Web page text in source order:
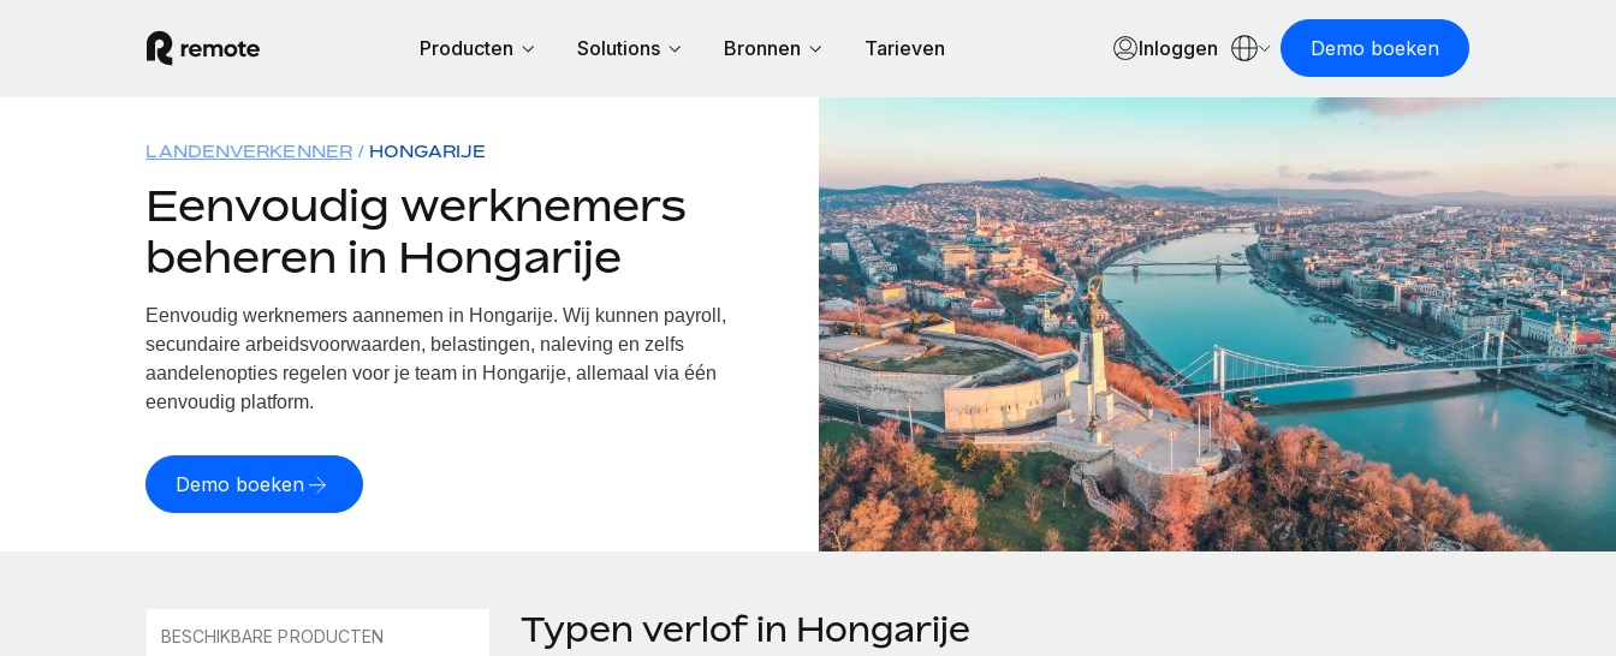
Producten Solutions Bronnen Tarieven Inloggen Demo boeken
LANDENVERKENNER HONGARIJE
Eenvoudig werknemers
beheren in Hongarije
Eenvoudig werknemers aannemen in Hongarije. Wij kunnen payroll,
secundaire arbeidsvoorwaarden, belastingen, naleving en zelfs
aandelenopties regelen voor je team in Hongarije, allemaal via één
eenvoudig platform.
Demo boeken
BESCHIKBARE PRODUCTEN Typen verlof in Hongarije